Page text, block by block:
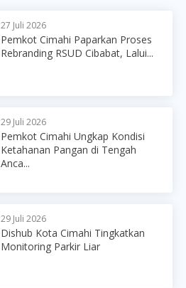
27 Juli 2026
Pemkot Cimahi Paparkan Proses
Rebranding RSUD Cibabat, Lalui...
29 Juli 2026
Pemkot Cimahi Ungkap Kondisi
Ketahanan Pangan di Tengah
Anca...
29 Juli 2026
Dishub Kota Cimahi Tingkatkan
Monitoring Parkir Liar